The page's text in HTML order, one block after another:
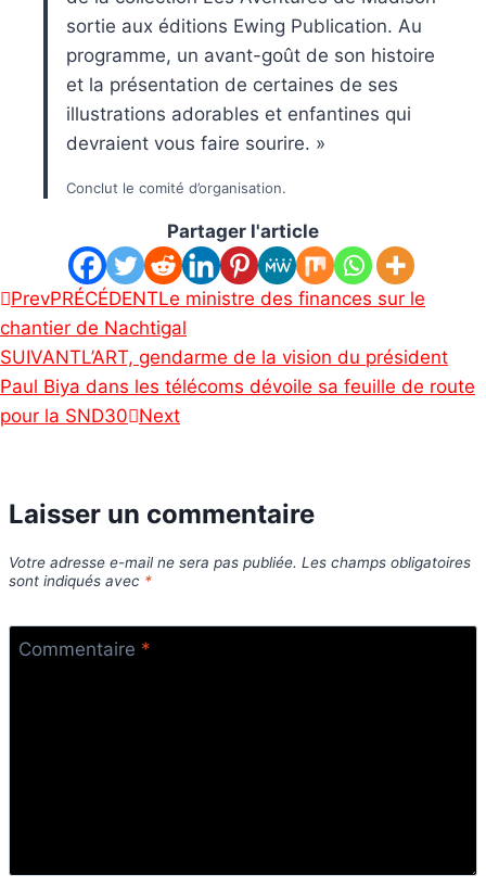
sortie aux éditions Ewing Publication. Au
programme, un avant-goût de son histoire
et la présentation de certaines de ses
illustrations adorables et enfantines qui
devraient vous faire sourire. »
Conclut le comité d’organisation.
Partager l'article
PrevPRÉCÉDENTLe ministre des finances sur le
chantier de Nachtigal
SUIVANTL’ART, gendarme de la vision du président
Paul Biya dans les télécoms dévoile sa feuille de route
pour la SND30 Next
Laisser un commentaire
Votre adresse e-mail ne sera pas publiée. Les champs obligatoires
sont indiqués avec *
Commentaire *